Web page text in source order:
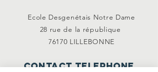
Ecole Desgenétais Notre Dame
28 rue de la république
76170 LILLEBONNE
CONTACT TELEPHONE